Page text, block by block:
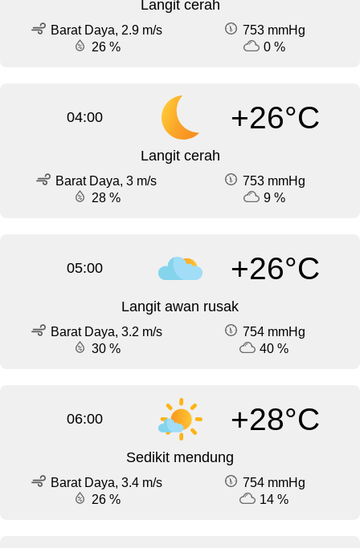
Langit cerah
Barat Daya, 2.9 m/s
753 mmHg
26 %
0 %
04:00 +26°C
Langit cerah
Barat Daya, 3 m/s
753 mmHg
28 %
9 %
05:00 +26°C
Langit awan rusak
Barat Daya, 3.2 m/s
754 mmHg
30 %
40 %
06:00 +28°C
Sedikit mendung
Barat Daya, 3.4 m/s
754 mmHg
26 %
14 %